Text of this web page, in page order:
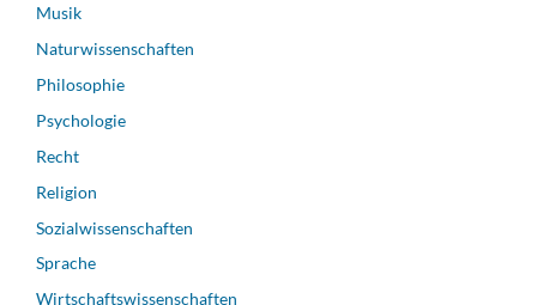
Musik
Naturwissenschaften
Philosophie
Psychologie
Recht
Religion
Sozialwissenschaften
Sprache
Wirtschaftswissenschaften